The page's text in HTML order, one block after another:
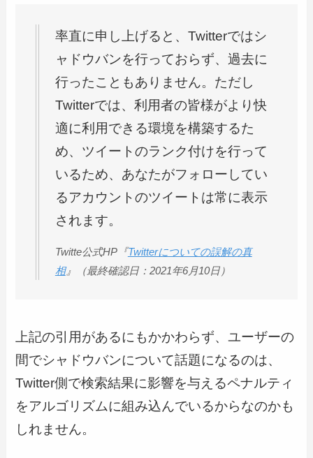
率直に申し上げると、Twitterではシ
ャドウバンを行っておらず、過去に
行ったこともありません。ただし
Twitterでは、利用者の皆様がより快
適に利用できる環境を構築するた
め、ツイートのランク付けを行って
いるため、あなたがフォローしてい
るアカウントのツイートは常に表示
されます。
Twitte公式HP『Twitterについての誤解の真
相』（最終確認日：2021年6月10日）
上記の引用があるにもかかわらず、ユーザーの
間でシャドウバンについて話題になるのは、
Twitter側で検索結果に影響を与えるペナルティ
をアルゴリズムに組み込んでいるからなのかも
しれません。